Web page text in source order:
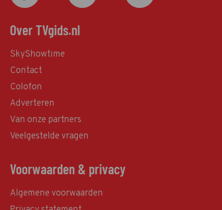
Over TVgids.nl
SkyShowtime
Contact
Colofon
Adverteren
Van onze partners
Veelgestelde vragen
Voorwaarden & privacy
Algemene voorwaarden